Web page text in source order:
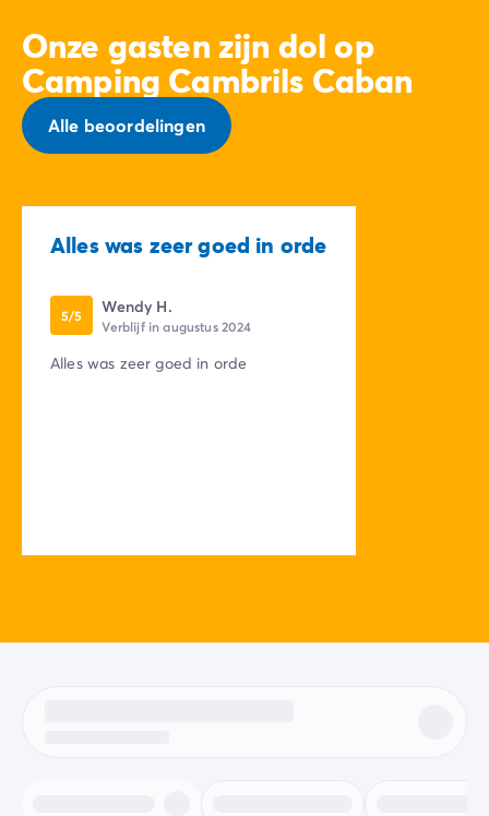
Onze gasten zijn dol op
Camping Cambrils Caban
Alle beoordelingen
Alles was zeer goed in orde
5/5 Wendy H.
Verblijf in augustus 2024
Alles was zeer goed in orde